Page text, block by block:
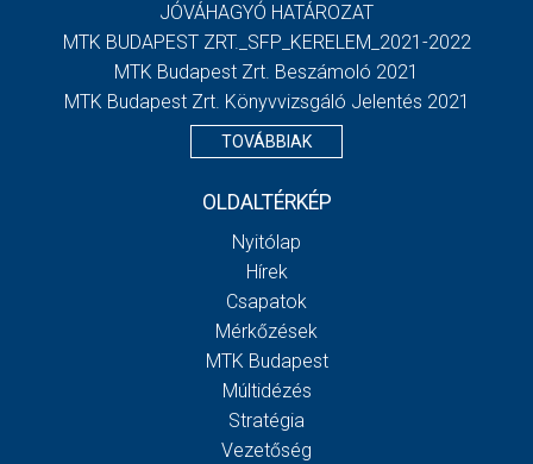
JÓVÁHAGYÓ HATÁROZAT
MTK BUDAPEST ZRT._SFP_KERELEM_2021-2022
MTK Budapest Zrt. Beszámoló 2021
MTK Budapest Zrt. Könyvvizsgáló Jelentés 2021
TOVÁBBIAK
OLDALTÉRKÉP
Nyitólap
Hírek
Csapatok
Mérkőzések
MTK Budapest
Múltidézés
Stratégia
Vezetőség